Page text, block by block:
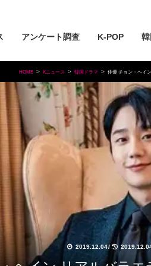
アンケート調査 K-POP
HOME Kニュース 韓国ドラマ 俳優 チョン・ヘイ
2019.12.04/